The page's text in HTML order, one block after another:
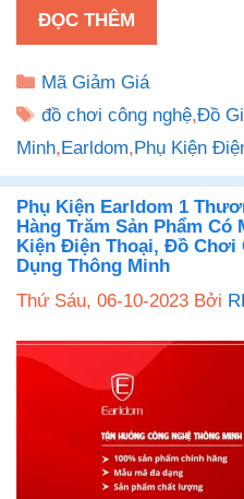
ĐỌC THÊM
Danh
mục
Mã Giảm Giá
Thẻ
đồ chơi công nghệ,Đồ
Minh,Earldom,Phụ Kiện
Phụ Kiện Earldom 1
Hàng Trăm Sản Phẩm Có
Kiện Điện Thoại, Đồ Chơi
Dụng Thông Minh
Thứ Sáu, 06-10-2023 Bởi